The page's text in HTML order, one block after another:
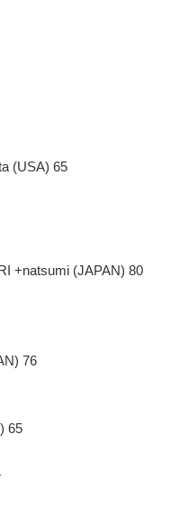
(USA) 65
+natsumi (JAPAN) 80
76
65